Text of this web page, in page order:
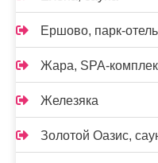
Ершово, парк-отель
Жара, SPA-
Железяка
Золотой Оазис,